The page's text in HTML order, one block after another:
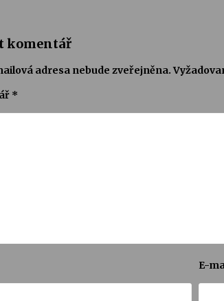
komentář
adresa nebude zveřejněna.
*
E-